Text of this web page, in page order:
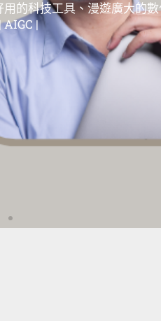
科技工具、漫遊在這個廣大
工具教學 | 雲端服務教學 |